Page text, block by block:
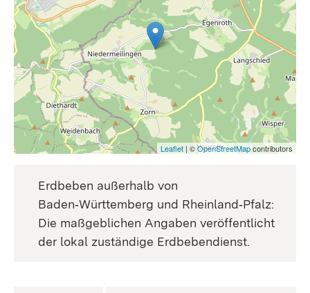
Leaflet | ©OpenStreetMapcontributors
Erdbeben außerhalb von
Baden‑Württemberg und Rheinland‑Pfalz:
Die maßgeblichen Angaben veröffentlicht
der lokal zuständige Erdbebendienst.